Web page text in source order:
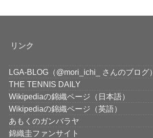
リンク
LGA-BLOG（@mori_ichi_ さんのブログ）
THE TENNIS DAILY
Wikipediaの錦織ページ（日本語）
Wikipediaの錦織ページ（英語）
あもくのガンバラヤ
錦織圭ファンサイト